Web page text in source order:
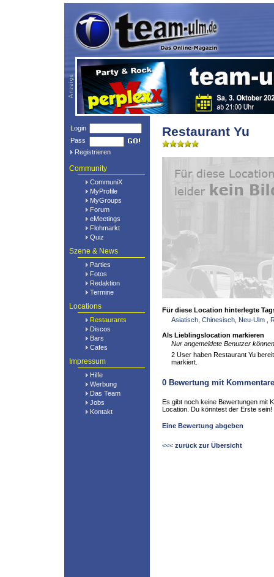
Login
Pass
Registrieren
Community
CommuniX
MyProfile
MyGroups
Forum
eMeetings
Flohmarkt
Quiz
Szene & News
Parties
Fotos
Redaktion
Termine
Locations
Restaurants
Discos
Bars
Cafes
Impressum
Hilfe
Werbung
Das Team
Jobs
Kontakt
Restaurant Yu
Für diese Location hinterlegte
Asiatisch Chinesisch Neu-Ulm
Als Lieblingslocation markieren
Nur angemeldete Benutzer
2 User haben Restaurant Yu
markiert.
0 Bewertung mit
Es gibt noch keine Bewertungen mit
Location. Du könntest der Erste sein!
Eine Bewertung abgeben
<<< zurück zur Übersicht